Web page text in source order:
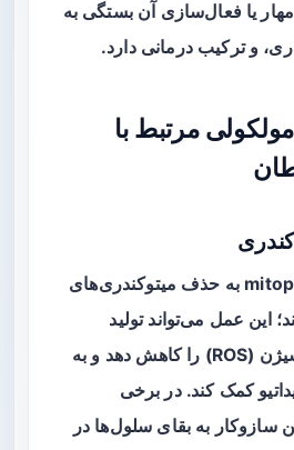
یا فعال‌سازی آن بستگی به
و ترکیب درمانی دارد.
مرتبط با
ULK1 با تنظیم mitophagy به حذف میتوکندری‌های
این عمل می‌تواند تولید
گونه‌های واکنشی اکسیژن (ROS) را کاهش دهد و به
کمک کند. در برخی
سازوکار به بقای سلول‌ها در